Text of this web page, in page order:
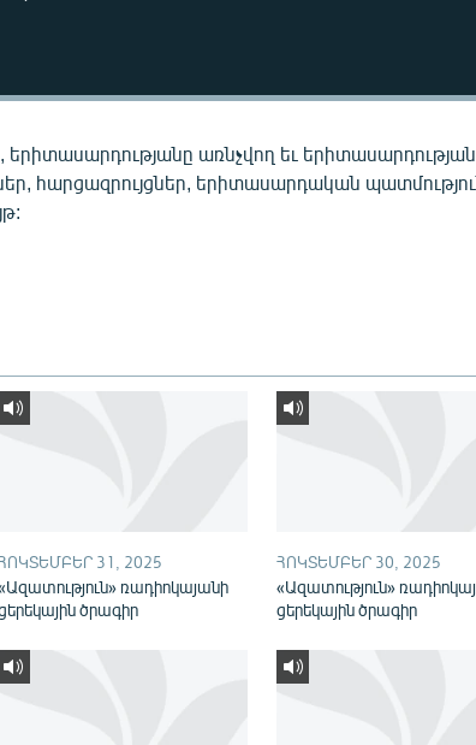
երիտասարդությանը առնչվող եւ
հարցազրույցներ, երիտասարդական
31, 2025
ռադիոկայանի
ծրագիր
ՀՈԿՏԵՄԲԵՐ 30, 2025
«Ազատություն»
ցերեկային ծրագիր